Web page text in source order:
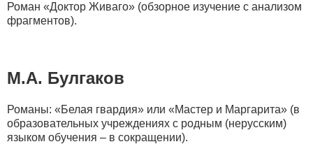
Роман «Доктор Живаго» (обзорное изучение с анализом
фрагментов).
М.А. Булгаков
Романы: «Белая гвардия» или «Мастер и Маргарита» (в
образовательных учреждениях с родным (нерусским)
языком обучения – в сокращении).